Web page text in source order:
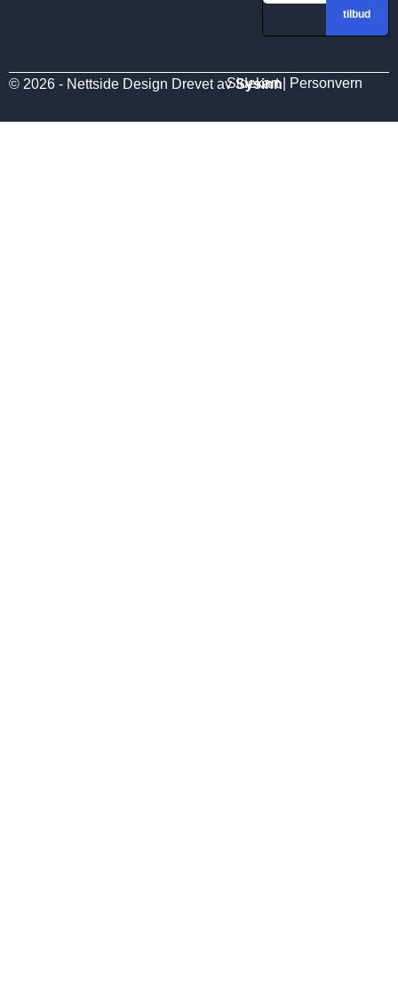
tilbud
© 2026 - Nettside Design Drevet avSysinn
Sidekart Personvern